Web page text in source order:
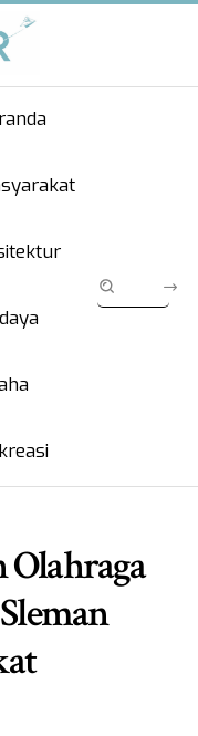
Olahraga